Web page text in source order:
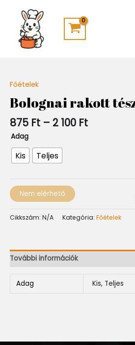
content
Főételek
Bolognai rakott
875 Ft – 2 100 Ft
875 Ft
-
2
100 Ft
Adag
Kis Teljes
Nem elérhető
Cikkszám: N/A Kategória: Főételek
További információk
Adag Kis, Teljes